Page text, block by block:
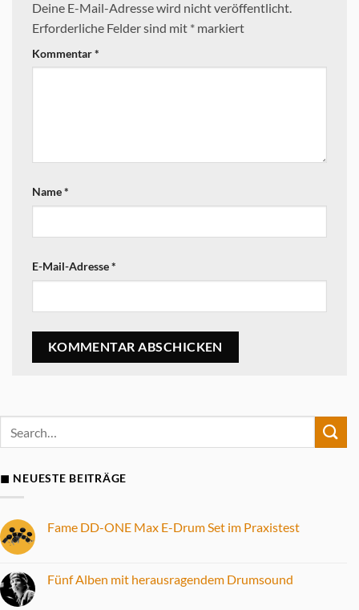
Deine E-Mail-Adresse wird nicht veröffentlicht.
Erforderliche Felder sind mit * markiert
Kommentar*
Name*
E-Mail-Adresse*
◼ NEUESTE BEITRÄGE
Fame DD-ONE Max E-Drum Set im Praxistest
Fame
DD-
Fünf Alben mit herausragendem Drumsound